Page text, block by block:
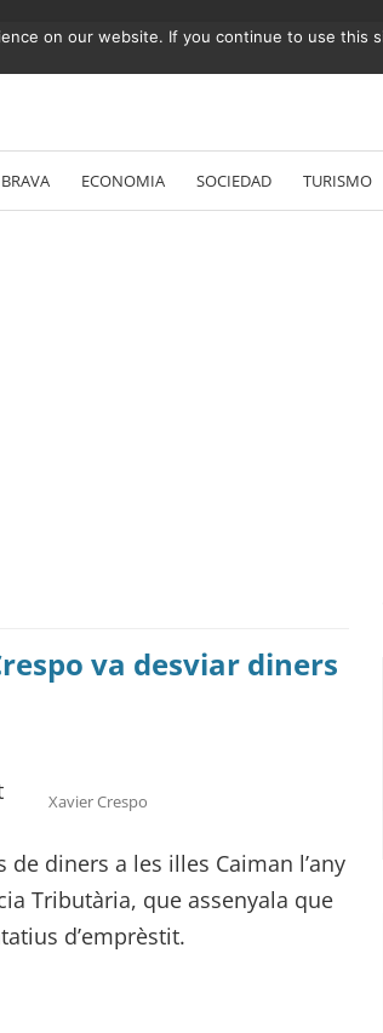
Vés
al
contingut
ECONOMIA SOCIEDAD TURISMO
va desviar diners
Xavier Crespo
diners a les illes Caiman l’any
Tributària, que assenyala que
d’emprèstit.
on our website. If you continue to use this